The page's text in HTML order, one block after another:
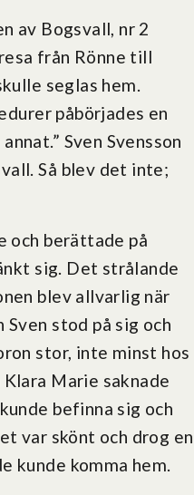
av Bogsvall, nr 2
från Rönne till
seglas hem.
påbörjades en
Sven Svensson
Så blev det inte;
och berättade på
sig. Det strålande
blev allvarlig när
stod på sig och
stor, inte minst hos
Marie saknade
befinna sig och
var skönt och drog en
kunde komma hem.